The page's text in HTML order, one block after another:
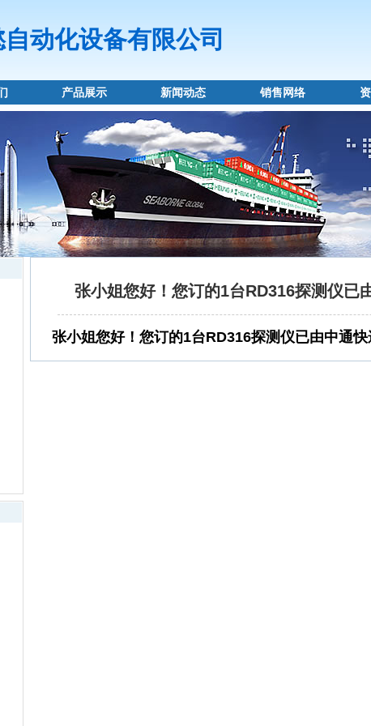
动化设备有限公司
产品展示 新闻动态 销售网络
张小姐您好！您订的1台RD316探测仪已
张小姐您好！您订的1台RD316探测仪已由中通快